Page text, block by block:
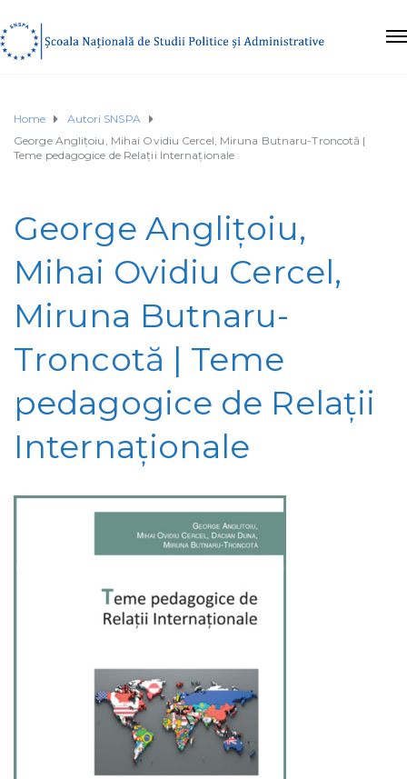
Home
Autori SNSPA
George Anglițoiu, Mihai Ovidiu Cercel, Miruna Butnaru-Troncotă |
Teme pedagogice de Relații Internaționale
George Anglițoiu,
Mihai Ovidiu Cercel,
Miruna Butnaru-
Troncotă | Teme
pedagogice de Relații
Internaționale